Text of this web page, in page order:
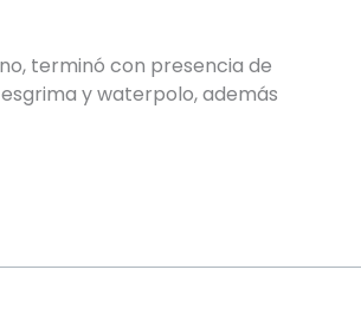
terminó con presencia de
y waterpolo, además